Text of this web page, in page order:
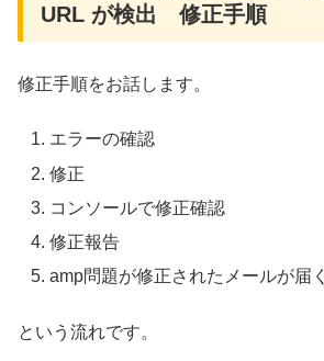
URL が検出 修正手順
修正手順をお話します。
エラーの確認
修正
コンソールで修正確認
修正報告
amp問題が修正されたメールが届く
という流れです。